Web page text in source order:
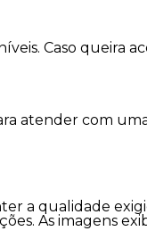
Caso queira
atender com
a qualidade
As imagens